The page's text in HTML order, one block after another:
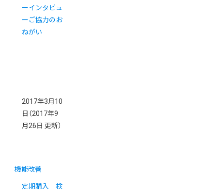
ーインタビュ
ーご協力のお
ねがい
2017年3月10
日 （2017年9
月26日 更新）
機能改善
定期購入 検